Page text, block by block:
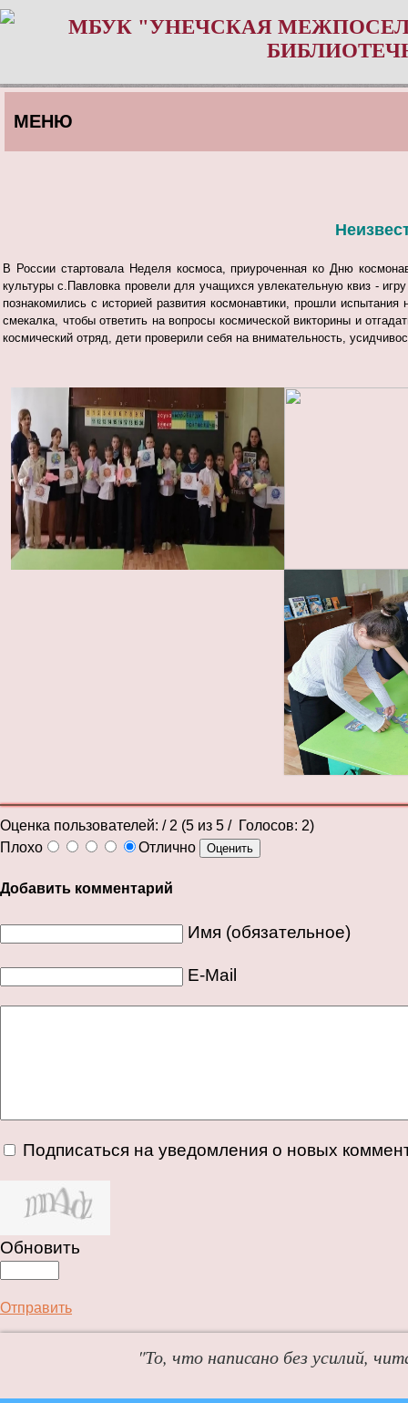
МБУК "УНЕЧСКАЯ
МЕНЮ
В России стартовала Неделя космоса, приуроченная ко Дню
культуры с.Павловка провели для учащихся увлекательную квиз -
познакомились с историей развития космонавтики, прошли
смекалка, чтобы ответить на вопросы космической викторины и
космический отряд, дети проверили себя на внимательность,
Оценка пользователей: / 2 (5 из 5 / Голосов: 2)
Плохо
Отлично
Добавить комментарий
Имя (обязательное)
E-Mail
Подписаться на уведомления о новых
Обновить
Отправить
"То, что написано без усилий,